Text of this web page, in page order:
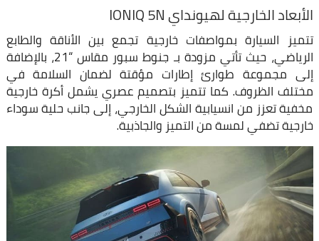
الأبعاد الخارجية لهيونداي IONIQ 5N
تتميز السيارة بمواصفات خارجية تجمع بين الأناقة والطابع
الرياضي، حيث تأتي مزودة بـ جنوط سبور مقاس “21، بالإضافة
إلى مجموعة طوارئ إطارات مؤقتة لضمان السلامة في
مختلف الظروف. كما تتميز بتصميم عصري يشمل أكرة خارجية
مخفية تعزز من انسيابية الشكل الخارجي، إلى جانب حلية سوداء
خارجية تضفي لمسة من التميز والجاذبية.